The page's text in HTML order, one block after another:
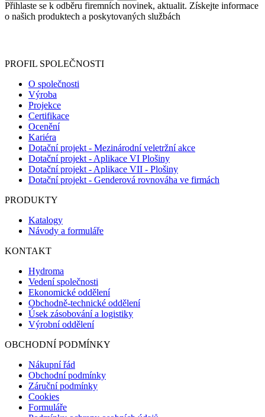
Přihlaste se k odběru firemních novinek, aktualit. Získejte informace
o našich produktech a poskytovaných službách
PROFIL SPOLEČNOSTI
O společnosti
Výroba
Projekce
Certifikace
Ocenění
Kariéra
Dotační projekt - Mezinárodní veletržní akce
Dotační projekt - Aplikace VI Plošiny
Dotační projekt - Aplikace VII - Plošiny
Dotační projekt - Genderová rovnováha ve firmách
PRODUKTY
Katalogy
Návody a formuláře
KONTAKT
Hydroma
Vedení společnosti
Ekonomické oddělení
Obchodně-technické oddělení
Úsek zásobování a logistiky
Výrobní oddělení
OBCHODNÍ PODMÍNKY
Nákupní řád
Obchodní podmínky
Záruční podmínky
Cookies
Formuláře